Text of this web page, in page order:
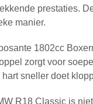
prestaties.
manier.
1802cc
zorgt voor
sneller doet
R18 Classic is